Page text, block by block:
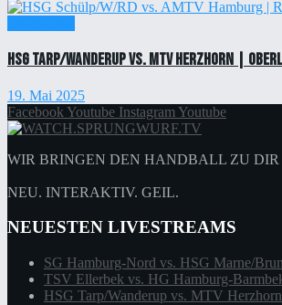
HSG Tarp/Wanderup vs. MTV Herzhorn |
19. Mai 2025
Facebook Youtube Instagram Youtube
WIR BRINGEN DEN HANDBALL ZU
NEU. INTERAKTIV. GEIL.
NEUESTEN LIVESTREAMS
SG Hamburg-Nord vs. HSG Marne/
TSV Ellerbek vs. HG Hamburg-
HSG Tarp/Wanderup vs. MTV